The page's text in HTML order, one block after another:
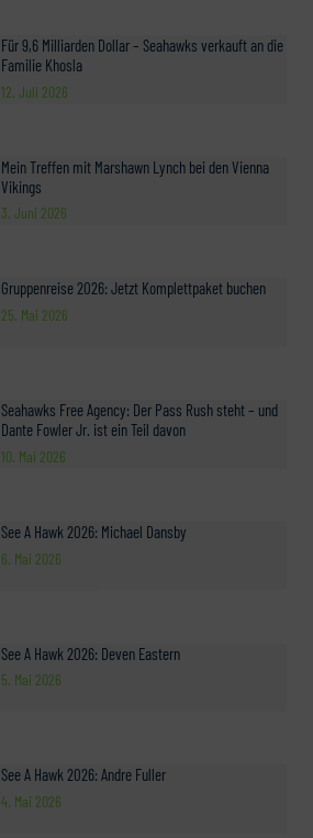
Für 9,6 Milliarden Dollar – Seahawks verkauft an die
Familie Khosla
12. Juli 2026
Mein Treffen mit Marshawn Lynch bei den Vienna
Vikings
3. Juni 2026
Gruppenreise 2026: Jetzt Komplettpaket buchen
25. Mai 2026
Seahawks Free Agency: Der Pass Rush steht – und
Dante Fowler Jr. ist ein Teil davon
10. Mai 2026
See A Hawk 2026: Michael Dansby
6. Mai 2026
See A Hawk 2026: Deven Eastern
5. Mai 2026
See A Hawk 2026: Andre Fuller
4. Mai 2026